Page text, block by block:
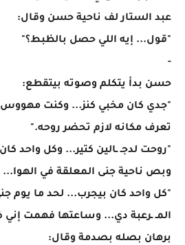
عبد الستار لف ناحية حسن وقال:
"قول... إيه اللي حصل بالظبط؟"
-
حسن بدأ يتكلم وصوته بيتقطع:
"جدي كان مخبي كنز... وكنت مهووس
تعرف مكانه لازم تحضر روحه."
"روحت لدجـ ـالين كتير... وكل واحد
وبص ناحية جنى المعلقة في الهوا...
"كل واحد كان بيجرب... لحد ما يوم
المـ ـرعبة دي... وساعتها فهمت إني
برهان بصله بصدمة وقال: